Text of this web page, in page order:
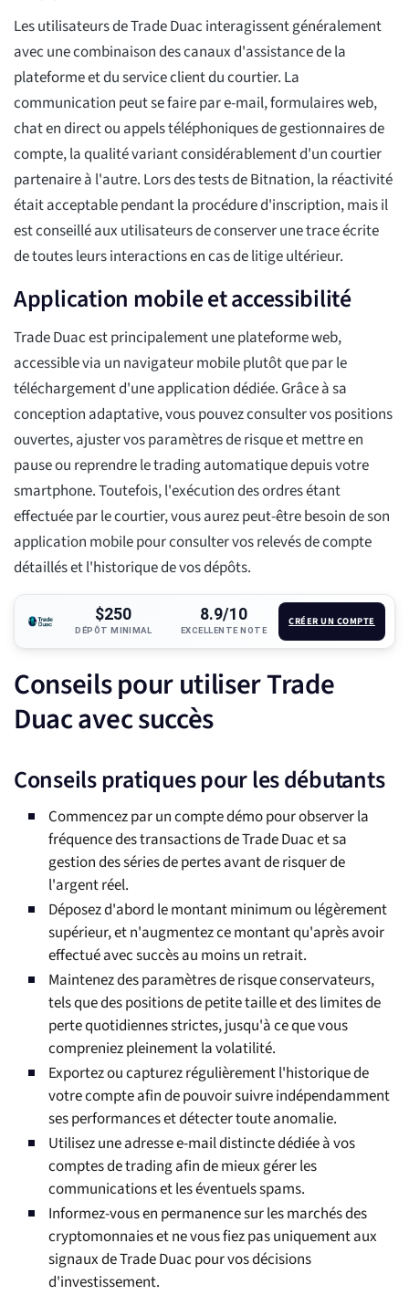
Les utilisateurs de Trade Duac interagissent généralement
avec une combinaison des canaux d'assistance de la
plateforme et du service client du courtier. La
communication peut se faire par e-mail, formulaires web,
chat en direct ou appels téléphoniques de gestionnaires de
compte, la qualité variant considérablement d'un courtier
partenaire à l'autre. Lors des tests de Bitnation, la réactivité
était acceptable pendant la procédure d'inscription, mais il
est conseillé aux utilisateurs de conserver une trace écrite
de toutes leurs interactions en cas de litige ultérieur.
Application mobile et accessibilité
Trade Duac est principalement une plateforme web,
accessible via un navigateur mobile plutôt que par le
téléchargement d'une application dédiée. Grâce à sa
conception adaptative, vous pouvez consulter vos positions
ouvertes, ajuster vos paramètres de risque et mettre en
pause ou reprendre le trading automatique depuis votre
smartphone. Toutefois, l'exécution des ordres étant
effectuée par le courtier, vous aurez peut-être besoin de son
application mobile pour consulter vos relevés de compte
détaillés et l'historique de vos dépôts.
$250
DÉPÔT MINIMAL
8.9/10
EXCELLENTE NOTE
CRÉER UN COMPTE
Conseils pour utiliser Trade
Duac avec succès
Conseils pratiques pour les débutants
Commencez par un compte démo pour observer la
fréquence des transactions de Trade Duac et sa
gestion des séries de pertes avant de risquer de
l'argent réel.
Déposez d'abord le montant minimum ou légèrement
supérieur, et n'augmentez ce montant qu'après avoir
effectué avec succès au moins un retrait.
Maintenez des paramètres de risque conservateurs,
tels que des positions de petite taille et des limites de
perte quotidiennes strictes, jusqu'à ce que vous
compreniez pleinement la volatilité.
Exportez ou capturez régulièrement l'historique de
votre compte afin de pouvoir suivre indépendamment
ses performances et détecter toute anomalie.
Utilisez une adresse e-mail distincte dédiée à vos
comptes de trading afin de mieux gérer les
communications et les éventuels spams.
Informez-vous en permanence sur les marchés des
cryptomonnaies et ne vous fiez pas uniquement aux
signaux de Trade Duac pour vos décisions
d'investissement.